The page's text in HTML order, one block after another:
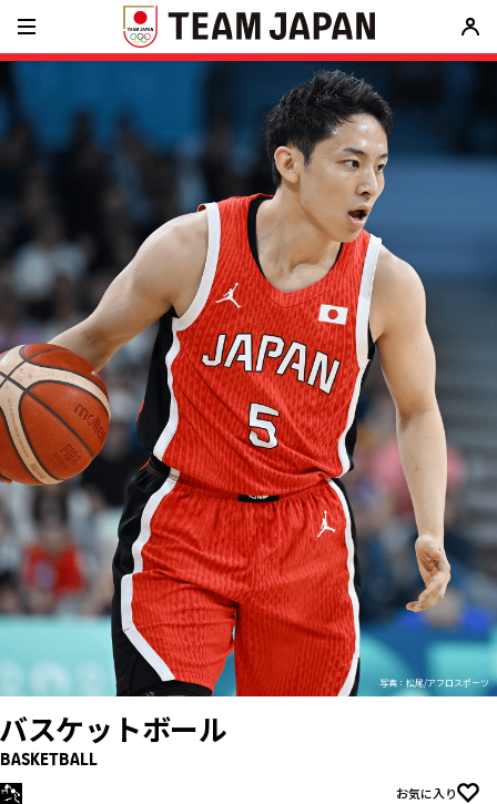
写真：松尾/アフロスポーツ
バスケットボール
BASKETBALL
お気に入り